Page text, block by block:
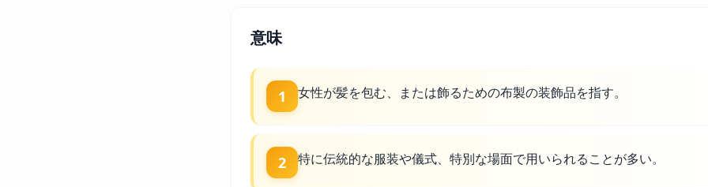
意味
1 女性が髪を包む、または飾るための布製の装飾品を指す。
2 特に伝統的な服装や儀式、特別な場面で用いられることが多い。